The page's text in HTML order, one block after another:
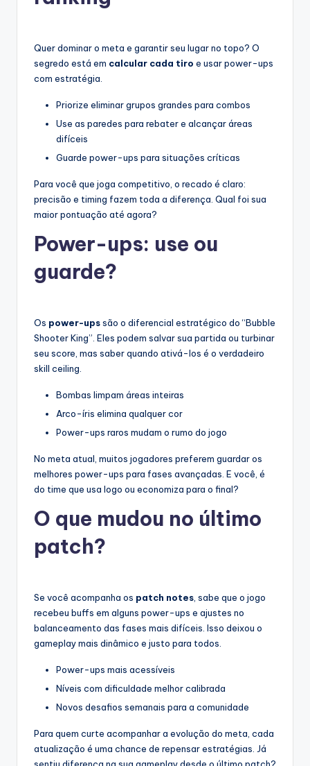
Quer dominar o meta e garantir seu lugar no topo? O
segredo está em calcular cada tiro e usar power-ups
com estratégia.
Priorize eliminar grupos grandes para combos
Use as paredes para rebater e alcançar áreas
difíceis
Guarde power-ups para situações críticas
Para você que joga competitivo, o recado é claro:
precisão e timing fazem toda a diferença. Qual foi sua
maior pontuação até agora?
Power-ups: use ou
guarde?
Os power-upssão o diferencial estratégico do “Bubble
Shooter King”. Eles podem salvar sua partida ou turbinar
seu score, mas saber quando ativá-los é o verdadeiro
skill ceiling.
Bombas limpam áreas inteiras
Arco-íris elimina qualquer cor
Power-ups raros mudam o rumo do jogo
No meta atual, muitos jogadores preferem guardar os
melhores power-ups para fases avançadas. E você, é
do time que usa logo ou economiza para o final?
O que mudou no último
patch?
Se você acompanha os patch notes , sabe que o jogo
recebeu buffs em alguns power-ups e ajustes no
balanceamento das fases mais difíceis. Isso deixou o
gameplay mais dinâmico e justo para todos.
Power-ups mais acessíveis
Níveis com dificuldade melhor calibrada
Novos desafios semanais para a comunidade
Para quem curte acompanhar a evolução do meta, cada
atualização é uma chance de repensar estratégias. Já